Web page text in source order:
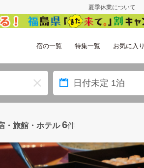
夏季休業について
宿の一覧 特集一覧 お気に入り
・旅館・ホテル6件